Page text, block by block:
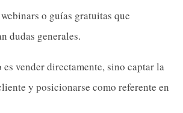
o guías gratuitas que
dudas generales.
vender directamente, sino captar la
y posicionarse como referente en